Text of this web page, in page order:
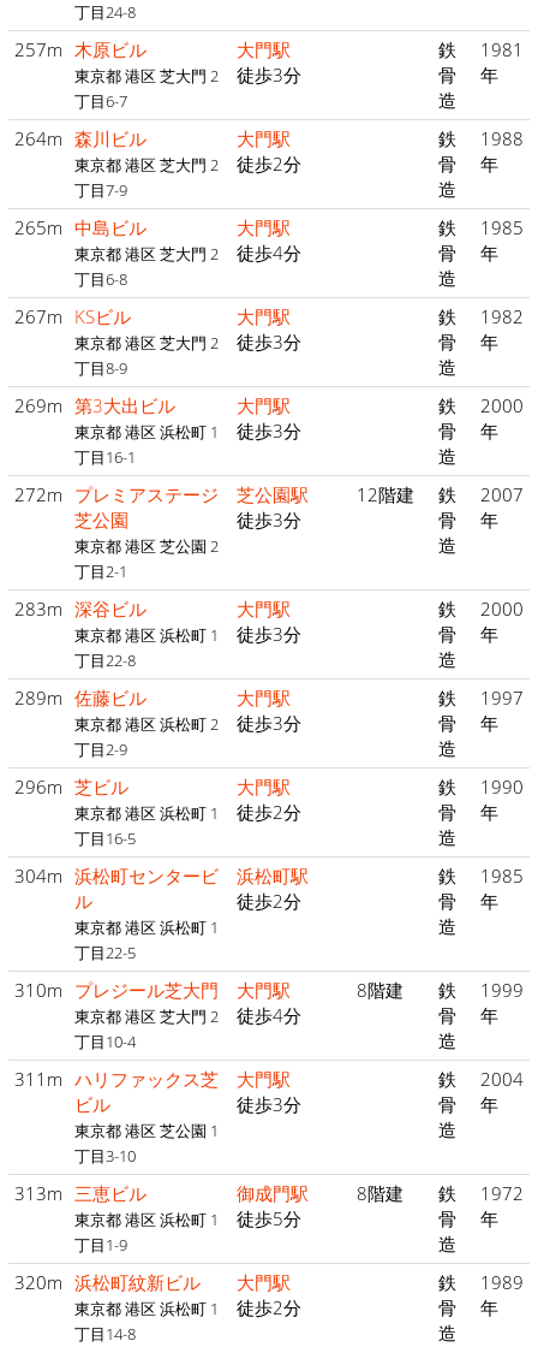
丁目24-8
257m 木原ビル
東京都 港区 芝大門 2
丁目6-7
大門駅
徒歩3分
鉄
骨
造
1981
年
264m 森川ビル
東京都 港区 芝大門 2
丁目7-9
大門駅
徒歩2分
鉄
骨
造
1988
年
265m 中島ビル
東京都 港区 芝大門 2
丁目6-8
大門駅
徒歩4分
鉄
骨
造
1985
年
267m KSビル
東京都 港区 芝大門 2
丁目8-9
大門駅
徒歩3分
鉄
骨
造
1982
年
269m 第3大出ビル
東京都 港区 浜松町 1
丁目16-1
大門駅
徒歩3分
鉄
骨
造
2000
年
272m プレミアステージ
芝公園
東京都 港区 芝公園 2
丁目2-1
芝公園駅
徒歩3分
12階建
鉄
骨
造
2007
年
283m 深谷ビル
東京都 港区 浜松町 1
丁目22-8
大門駅
徒歩3分
鉄
骨
造
2000
年
289m 佐藤ビル
東京都 港区 浜松町 2
丁目2-9
大門駅
徒歩3分
鉄
骨
造
1997
年
296m 芝ビル
東京都 港区 浜松町 1
丁目16-5
大門駅
徒歩2分
鉄
骨
造
1990
年
304m 浜松町センタービ
ル
東京都 港区 浜松町 1
丁目22-5
浜松町駅
徒歩2分
鉄
骨
造
1985
年
310m プレジール芝大門
東京都 港区 芝大門 2
丁目10-4
大門駅
徒歩4分
8階建
鉄
骨
造
1999
年
311m ハリファックス芝
ビル
東京都 港区 芝公園 1
丁目3-10
大門駅
徒歩3分
鉄
骨
造
2004
年
313m 三恵ビル
東京都 港区 浜松町 1
丁目1-9
御成門駅
徒歩5分
8階建
鉄
骨
造
1972
年
320m 浜松町紋新ビル
東京都 港区 浜松町 1
丁目14-8
大門駅
徒歩2分
鉄
骨
造
1989
年